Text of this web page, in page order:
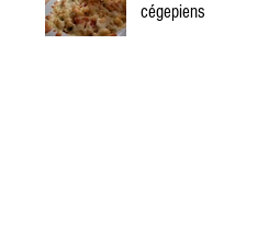
cégepiens